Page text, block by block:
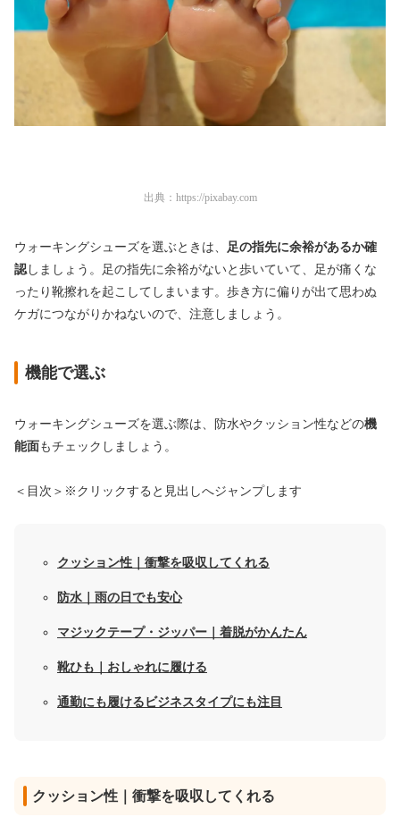
出典： https://pixabay.com
ウォーキングシューズを選ぶときは、
足の指先に余裕があるか確
認 しましょう。足の指先に余裕がないと歩いていて、足が痛くな
ったり靴擦れを起こしてしまいます。歩き方に偏りが出て思わぬ
ケガにつながりかねないので、注意しましょう。
機能で選ぶ
ウォーキングシューズを選ぶ際は、防水やクッション性などの機
能面 もチェックしましょう。
＜目次＞※クリックすると見出しへジャンプします
クッション性｜衝撃を吸収してくれる
防水｜雨の日でも安心
マジックテープ・ジッパー｜着脱がかんたん
靴ひも｜おしゃれに履ける
通勤にも履けるビジネスタイプにも注目
クッション性｜衝撃を吸収してくれる